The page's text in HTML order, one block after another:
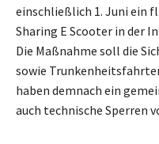
einschließlich 1. Juni ein
Sharing E Scooter in der
Die Maßnahme soll die
sowie
haben demnach ein
auch technische Sperren